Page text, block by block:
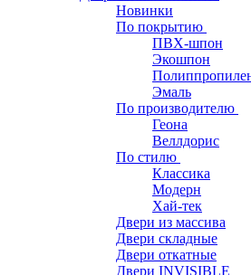
Новинки
По покрытию
ПВХ-шпон
Экошпон
Эмаль
По производителю
Геона
Веллдорис
По стилю
Классика
Модерн
Хай-тек
Двери из массива
Двери складные
Двери откатные
Двери INVISIBLE